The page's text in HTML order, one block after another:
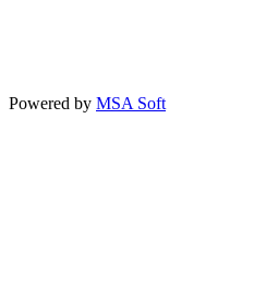
Powered by MSA Soft